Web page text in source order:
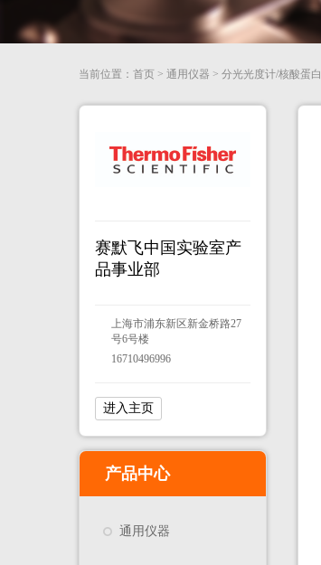
当前位置： 首页 > 通用仪器 > 分光光度计/核酸蛋
赛默飞中国实验室产
品事业部
上海市浦东新区新金桥路27
号6号楼
16710496996
进入主页
产品中心
通用仪器